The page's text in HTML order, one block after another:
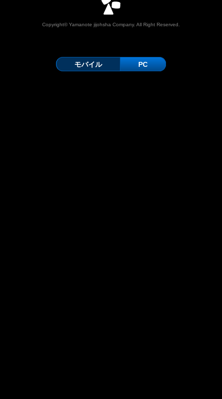
Copyright© Yamanote jijohsha Company. All Right Reserved.
モバイル PC